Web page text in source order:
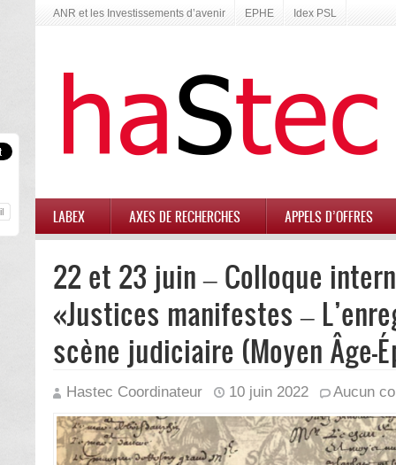
ANR et les Investissements d’avenir EPHE Idex PSL
LABEX AXES DE RECHERCHES APPELS D’OFFRES
22 et 23 juin – Colloque
«Justices manifestes –
scène judiciaire (Moyen Âge-
Hastec Coordinateur 10 juin 2022 Aucun